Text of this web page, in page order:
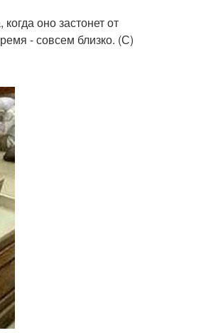
оно застонет от
- совсем близко. (С)